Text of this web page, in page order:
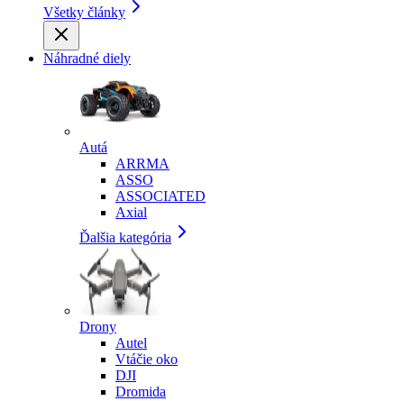
Všetky články
Náhradné diely
Autá
ARRMA
ASSO
ASSOCIATED
Axial
Ďalšia kategória
Drony
Autel
Vtáčie oko
DJI
Dromida